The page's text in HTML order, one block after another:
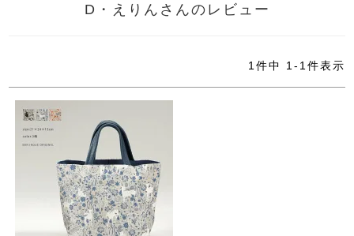
D・えりんさんのレビュー
1 件中 1 - 1 件表示